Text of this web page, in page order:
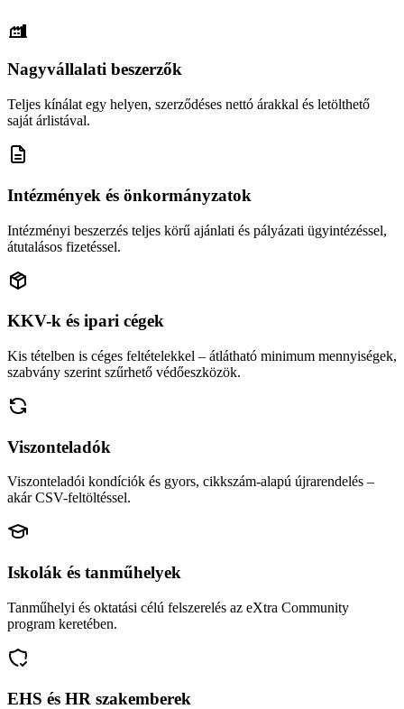
Nagyvállalati beszerzők
Teljes kínálat egy helyen, szerződéses nettó árakkal és letölthető
saját árlistával.
Intézmények és önkormányzatok
Intézményi beszerzés teljes körű ajánlati és pályázati ügyintézéssel,
átutalásos fizetéssel.
KKV-k és ipari cégek
Kis tételben is céges feltételekkel – átlátható minimum mennyiségek,
szabvány szerint szűrhető védőeszközök.
Viszonteladók
Viszonteladói kondíciók és gyors, cikkszám-alapú újrarendelés –
akár CSV-feltöltéssel.
Iskolák és tanműhelyek
Tanműhelyi és oktatási célú felszerelés az eXtra Community
program keretében.
EHS és HR szakemberek